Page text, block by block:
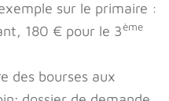
sur le primaire :
180 € pour le 3ème
des bourses aux